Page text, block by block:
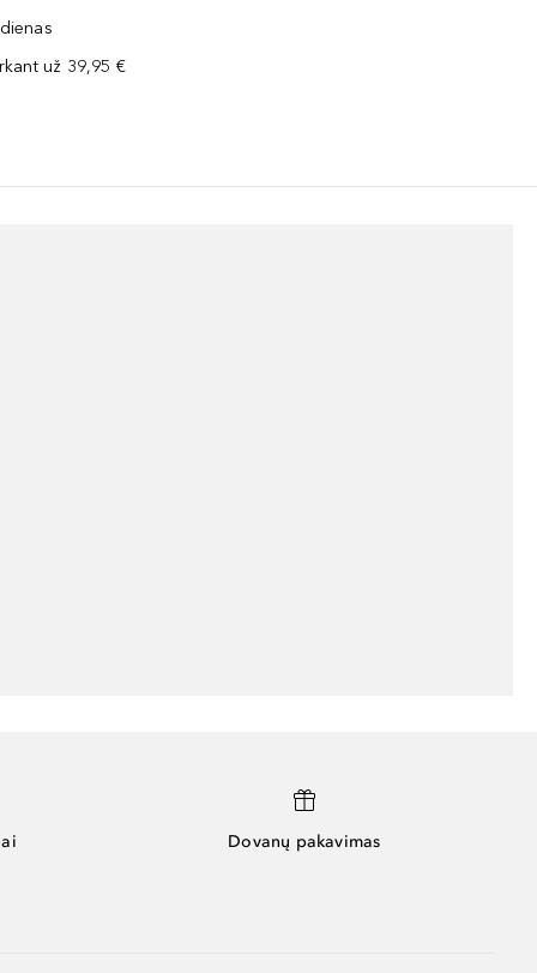
už 39,95 €
Dovanų pakavimas